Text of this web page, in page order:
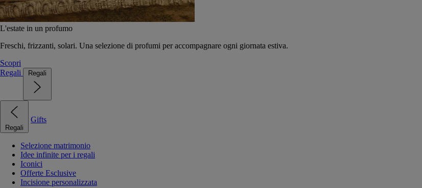
L'estate in un profumo
Freschi, frizzanti, solari. Una selezione di profumi per accompagnare ogni giornata estiva.
Scopri
Regali
Regali
Regali
Gifts
Selezione matrimonio
Idee infinite per i regali
Iconici
Offerte Esclusive
Incisione personalizzata